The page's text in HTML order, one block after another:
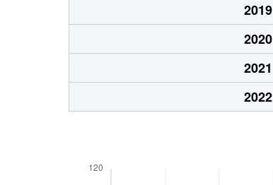
2019
2020
2021
2022